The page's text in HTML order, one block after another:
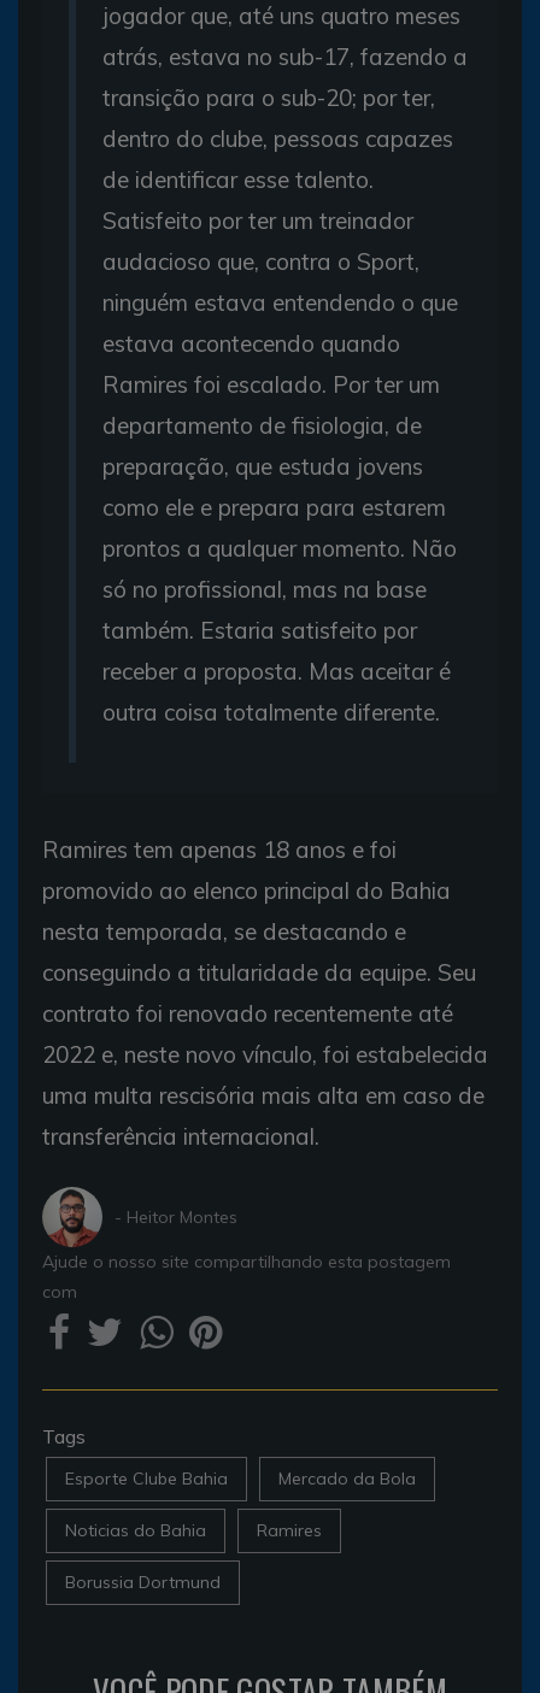
jogador que, até uns quatro meses
atrás, estava no sub-17, fazendo a
transição para o sub-20; por ter,
dentro do clube, pessoas capazes
de identificar esse talento.
Satisfeito por ter um treinador
audacioso que, contra o Sport,
ninguém estava entendendo o que
estava acontecendo quando
Ramires foi escalado. Por ter um
departamento de fisiologia, de
preparação, que estuda jovens
como ele e prepara para estarem
prontos a qualquer momento. Não
só no profissional, mas na base
também. Estaria satisfeito por
receber a proposta. Mas aceitar é
outra coisa totalmente diferente.
Ramires tem apenas 18 anos e foi
promovido ao elenco principal do Bahia
nesta temporada, se destacando e
conseguindo a titularidade da equipe. Seu
contrato foi renovado recentemente até
2022 e, neste novo vínculo, foi estabelecida
uma multa rescisória mais alta em caso de
transferência internacional.
- Heitor Montes
Ajude o nosso site compartilhando esta postagem
com
Tags
Esporte Clube Bahia Mercado da Bola
Noticias do Bahia Ramires
Borussia Dortmund